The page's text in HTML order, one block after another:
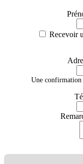
Recevoir
Une confirmation